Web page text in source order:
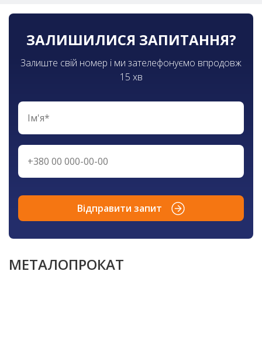
ЗАЛИШИЛИСЯ ЗАПИТАННЯ?
Залиште свій номер і ми зателефонуємо впродовж
15 хв
Відправити запит
МЕТАЛОПРОКАТ